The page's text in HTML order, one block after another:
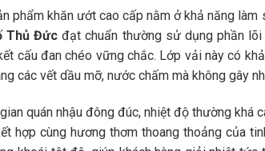
phẩm khăn ướt cao cấp nằm ở khả năng làm
Thủ Đức đạt chuẩn thường sử dụng phần
cấu đan chéo vững chắc. Lớp vải này có
các vết dầu mỡ, nước chấm mà không gây
quán nhậu đông đúc, nhiệt độ thường khá
hợp cùng hương thơm thoang thoảng của